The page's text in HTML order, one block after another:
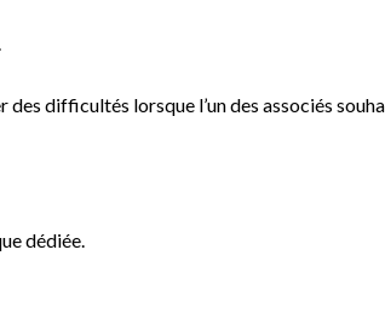
des difficultés lorsque l’un des associés
dédiée.